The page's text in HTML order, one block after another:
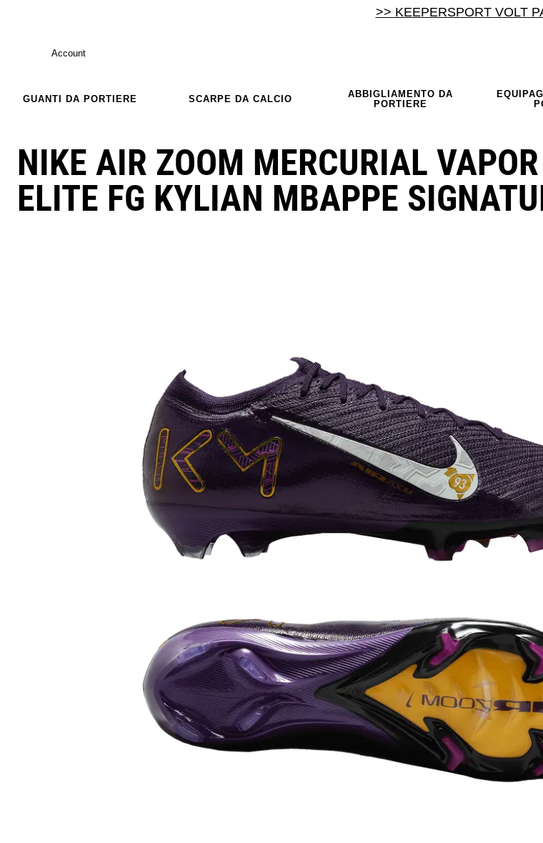
>> KEEPERSPORT VOLT
Account
GUANTI DA PORTIERE SCARPE DA CALCIO
ABBIGLIAMENTO DA
PORTIERE
NIKE AIR ZOOM MERCURIAL
ELITE FG KYLIAN MBAPPE